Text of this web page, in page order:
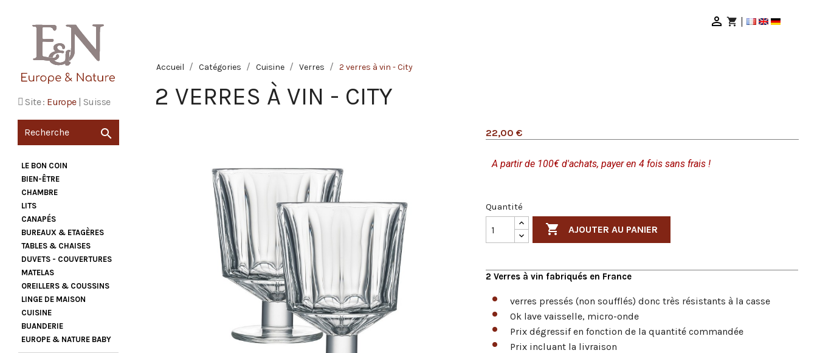
Site : Europe| Suisse

LE BON COIN
BIEN-ÊTRE
CHAMBRE
LITS
CANAPÉS
BUREAUX & ETAGÈRES
TABLES & CHAISES
DUVETS - COUVERTURES
MATELAS
OREILLERS & COUSSINS
LINGE DE MAISON
CUISINE
BUANDERIE
EUROPE & NATURE BABY
 shopping_cart
Accueil Catégories Cuisine Verres 2 verres à vin - City
2 VERRES À VIN - CITY
22,00 €
A partir de 100€ d'achats, payer en 4 fois sans frais !
Quantité
 AJOUTER AU PANIER
2 Verres à vin fabriqués en France
verres pressés (non soufflés) donc très résistants à la casse
Ok lave vaisselle, micro-onde
Prix dégressif en fonction de la quantité commandée
Prix incluant la livraison